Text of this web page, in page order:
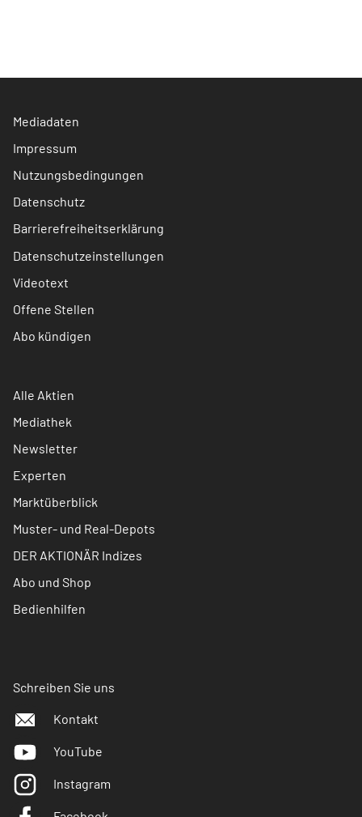
Mediadaten
Impressum
Nutzungsbedingungen
Datenschutz
Barrierefreiheitserklärung
Datenschutzeinstellungen
Videotext
Offene Stellen
Abo kündigen
Alle Aktien
Mediathek
Newsletter
Experten
Marktüberblick
Muster- und Real-Depots
DER AKTIONÄR Indizes
Abo und Shop
Bedienhilfen
Schreiben Sie uns
Kontakt
YouTube
Instagram